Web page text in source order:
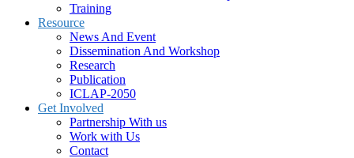
Training
Resource
News And Event
Dissemination And Workshop
Research
Publication
ICLAP-2050
Get Involved
Partnership With us
Work with Us
Contact